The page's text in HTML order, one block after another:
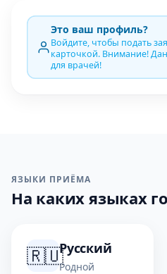
Это ваш профиль?
Войдите, чтобы подать
карточкой. Внимание!
для врачей!
ЯЗЫКИ ПРИЁМА
На каких языках
🇷🇺Русский
Родной